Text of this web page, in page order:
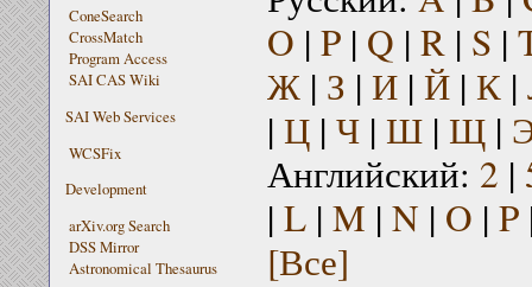
ConeSearch
CrossMatch
Program Access
SAI CAS Wiki
SAI Web Services
WCSFix
Development
arXiv.org Search
DSS Mirror
Astronomical Thesaurus
O | P| Q | R| S |
Ж| З | И| Й| К|
| Ц| Ч| Ш| Щ|
Английский: 2 |
| L| M | N | O | P
[Все]